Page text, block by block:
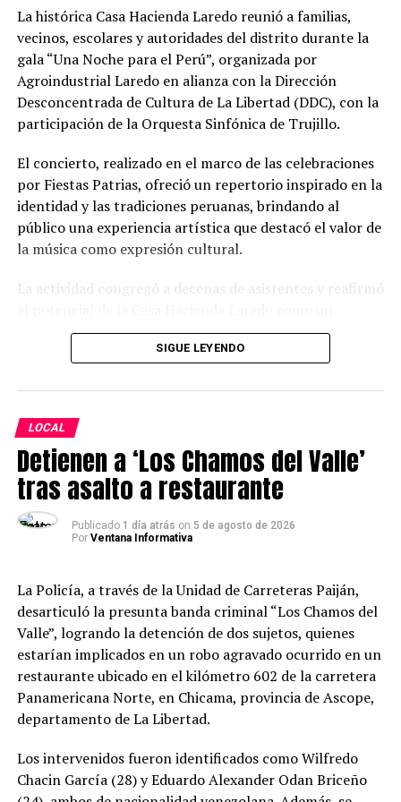
sociales. Ahora tiene mejores opciones de salud,
educación y prácticas de vida”.
Los terrenos donde se ejercía la minería ilegal ahora
lucen distintos. Al menos los que están cercanos a la
operación de la minera. Sin embargo, los pobladores de
la zona, alertaron que hay un bosque que pertenecería a
socavones por donde se extrae mineral en forma ilícita.
Y en las inmediaciones del cerro Cachito se sigue
realizando minería ilegal con accidentes y muertes que
se ocultan con pagos de dinero.
TEMAS RELACIONADOS: HUAMACHUCO
LA LIBERTAD
SIGUIENTE POST
EsSalud contará con nuevo local para funcionamiento de
posta en Sausal
Academia Berendson y Liga Contra el Cáncer de Trujillo
unidos en actividad benéfica
La histórica Casa Hacienda Laredo reunió a familias,
vecinos, escolares y autoridades del distrito durante la
gala “Una Noche para el Perú”, organizada por
Agroindustrial Laredo en alianza con la Dirección
Desconcentrada de Cultura de La Libertad (DDC), con la
participación de la Orquesta Sinfónica de Trujillo.
El concierto, realizado en el marco de las celebraciones
por Fiestas Patrias, ofreció un repertorio inspirado en la
identidad y las tradiciones peruanas, brindando al
público una experiencia artística que destacó el valor de
la música como expresión cultural.
La actividad congregó a decenas de asistentes y reafirmó
espacio abierto para el desarrollo de actividades
culturales que fortalecen el vínculo entre la comunidad
“Queremos que la Casa Hacienda sea un espacio vivo,
donde la comunidad pueda encontrarse, compartir y
disfrutar de experiencias que fortalezcan su identidad.
La acogida de este evento demuestra el interés de la
población por vivir la cultura y el arte”, señaló Luis
Fernando Piza, gerente general de Agroindustrial
Esta iniciativa forma parte del compromiso de
Agroindustrial Laredo por impulsar espacios de
integración y promover actividades que contribuyan al
fortalecimiento de la identidad cultural de la
comunidad.
SIGUE LEYENDO
LOCAL
Detienen a ‘Los Chamos del Valle’
tras asalto a restaurante
Publicado 1 día atrás on 5 de agosto de 2026
Por Ventana Informativa
La Policía, a través de la Unidad de Carreteras Paiján,
desarticuló la presunta banda criminal “Los Chamos del
Valle”, logrando la detención de dos sujetos, quienes
estarían implicados en un robo agravado ocurrido en un
restaurante ubicado en el kilómetro 602 de la carretera
Panamericana Norte, en Chicama, provincia de Ascope,
departamento de La Libertad.
Los intervenidos fueron identificados como Wilfredo
Chacin García (28) y Eduardo Alexander Odan Briceño